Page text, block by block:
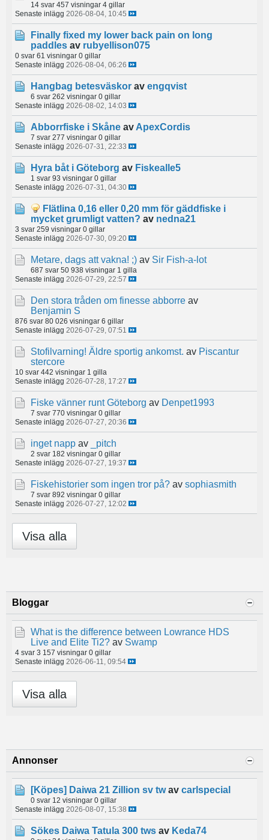
14 svar 457 visningar 4 gillar
Senaste inlägg 2026-08-04, 10:45
Finally fixed my lower back pain on long
paddles av rubyellison075
0 svar 61 visningar 0 gillar
Senaste inlägg 2026-08-04, 06:26
Hangbag betesväskor av engqvist
6 svar 262 visningar 0 gillar
Senaste inlägg 2026-08-02, 14:03
Abborrfiske i Skåne av ApexCordis
7 svar 277 visningar 0 gillar
Senaste inlägg 2026-07-31, 22:33
Hyra båt i Göteborg av Fiskealle5
1 svar 93 visningar 0 gillar
Senaste inlägg 2026-07-31, 04:30
Flätlina 0,16 eller 0,20 mm för gäddfiske i
mycket grumligt vatten? av nedna21
3 svar 259 visningar 0 gillar
Senaste inlägg 2026-07-30, 09:20
Metare, dags att vakna! ;) av Sir Fish-a-lot
687 svar 50 938 visningar 1 gilla
Senaste inlägg 2026-07-29, 22:57
Den stora tråden om finesse abborre av
Benjamin S
876 svar 80 026 visningar 6 gillar
Senaste inlägg 2026-07-29, 07:51
Stofilvarning! Äldre sportig ankomst. av Piscantur
stercore
10 svar 442 visningar 1 gilla
Senaste inlägg 2026-07-28, 17:27
Fiske vänner runt Göteborg av Denpet1993
7 svar 770 visningar 0 gillar
Senaste inlägg 2026-07-27, 20:36
inget napp av _pitch
2 svar 182 visningar 0 gillar
Senaste inlägg 2026-07-27, 19:37
Fiskehistorier som ingen tror på? av sophiasmith
7 svar 892 visningar 0 gillar
Senaste inlägg 2026-07-27, 12:02
Visa alla
Bloggar
What is the difference between Lowrance HDS
Live and Elite Ti2? av Swamp
4 svar 3 157 visningar 0 gillar
Senaste inlägg 2026-06-11, 09:54
Visa alla
Annonser
[Köpes] Daiwa 21 Zillion sv tw av carlspecial
0 svar 12 visningar 0 gillar
Senaste inlägg 2026-08-07, 15:38
Sökes Daiwa Tatula 300 tws av Keda74